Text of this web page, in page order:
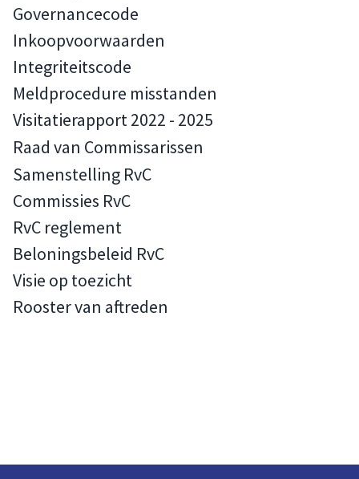
Governancecode
Inkoopvoorwaarden
Integriteitscode
Meldprocedure misstanden
Visitatierapport 2022 - 2025
Raad van Commissarissen
Samenstelling RvC
Commissies RvC
RvC reglement
Beloningsbeleid RvC
Visie op toezicht
Rooster van aftreden